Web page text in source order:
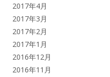
2017年4月
2017年3月
2017年2月
2017年1月
2016年12月
2016年11月